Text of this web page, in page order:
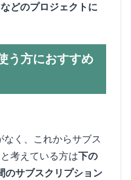
どのプロジェクトに
う方におすすめ
く、これからサブス
考えている方は下の
のサブスクリプション